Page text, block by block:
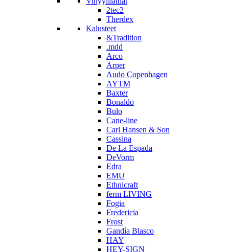
2tec2
Therdex
Kalusteet
&Tradition
.mdd
Arco
Arper
Audo Copenhagen
AYTM
Baxter
Bonaldo
Bulo
Cane-line
Carl Hansen & Son
Cassina
De La Espada
DeVorm
Edra
EMU
Ethnicraft
ferm LIVING
Fogia
Fredericia
Frost
Gandía Blasco
HAY
HEY-SIGN